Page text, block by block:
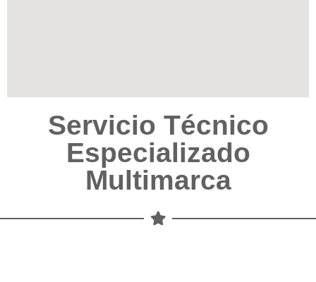
Servicio Técnico
Especializado
Multimarca